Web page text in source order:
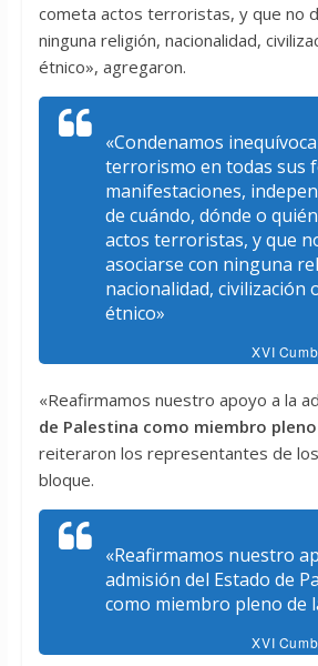
cometa actos terroristas, y que no
ninguna religión, nacionalidad,
étnico», agregaron.
«Condenamos
terrorismo en todas sus
manifestaciones,
de cuándo, dónde o
actos terroristas, y que
asociarse con ninguna
nacionalidad, civilización
étnico»
XVI
«Reafirmamos nuestro apoyo a la
de Palestina como miembro pleno
reiteraron los representantes de
bloque.
«Reafirmamos nuestro
admisión del Estado de
como miembro pleno de
XVI